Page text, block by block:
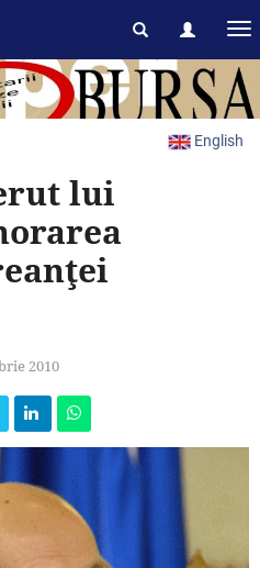
English
lui
2010